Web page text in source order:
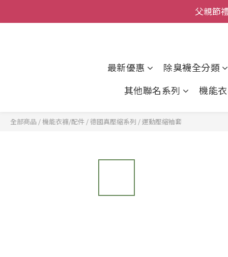
全
父親節
最新優惠
除臭襪全分類
其他聯名系列
機能
全部商品 /機能衣褲/配件 /德國真壓縮系列 /運動壓縮袖套